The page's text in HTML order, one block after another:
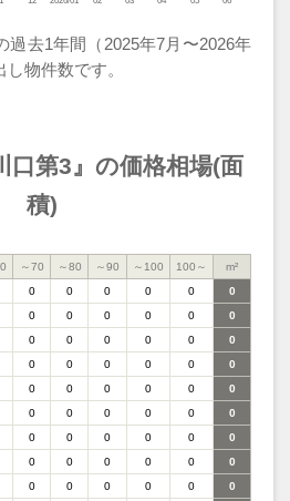
過去1年間（2025年7月〜2026年
物件数です。
口第3』の価格相場(面
積)
～70 ～80 ～90 ～100 100～
m²
0 0 0 0 0
0
0 0 0 0 0
0
0 0 0 0 0
0
0 0 0 0 0
0
0 0 0 0 0
0
0 0 0 0 0
0
0 0 0 0 0
0
0 0 0 0 0
0
0 0 0 0 0
0